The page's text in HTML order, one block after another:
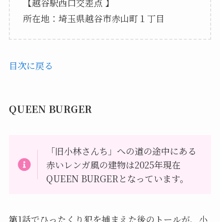
所在地：埼玉県越谷市赤山町１丁目
目次に戻る
QUEEN BURGER
「旧小林さんち」への道の途中にある
赤いレンガ風の建物は2025年現在
QUEEN BURGERとなっています。
第1話でひったくり犯を捕まえた後のトールが、小